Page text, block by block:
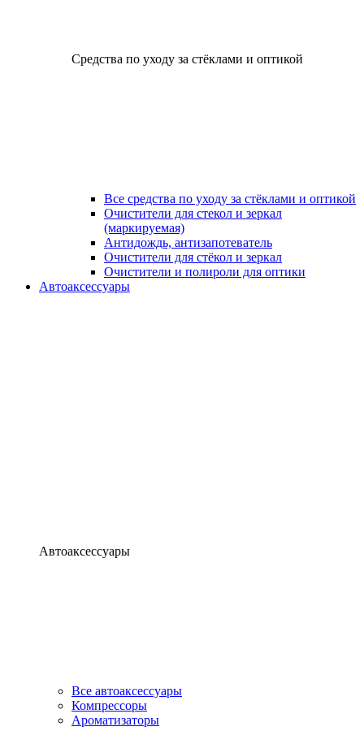
Средства по уходу за стёклами и оптикой
Все средства по уходу за стёклами и оптикой
Очистители для стекол и зеркал
(маркируемая)
Антидождь, антизапотеватель
Очистители для стёкол и зеркал
Очистители и полироли для оптики
Автоаксессуары
Автоаксессуары
Все автоаксессуары
Компрессоры
Ароматизаторы